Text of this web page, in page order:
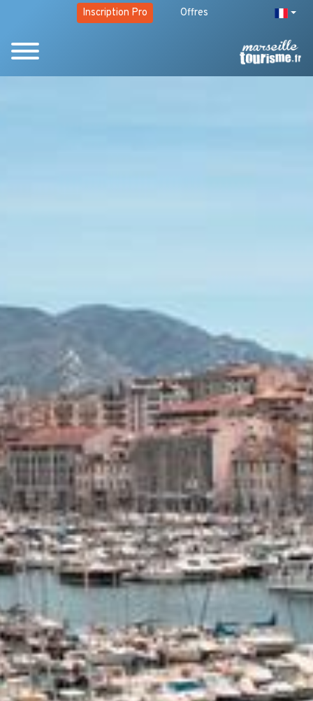
Inscription Pro Offres